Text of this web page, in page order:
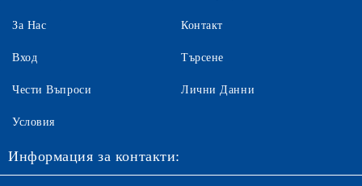
За Нас
Вход
Чести Въпроси
Контакт
Търсене
Лични Данни
Условия
Информация за контакти: